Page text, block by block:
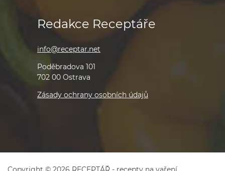
Redakce Receptáře
info@receptar.net
Poděbradova 101
702 00 Ostrava
Zásady ochrany osobních údajů